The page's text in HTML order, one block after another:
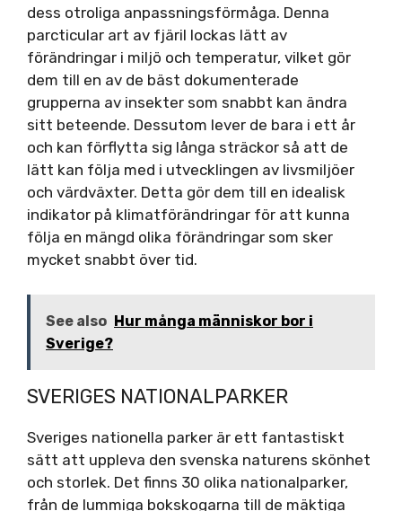
dess otroliga anpassningsförmåga. Denna
parcticular art av fjäril lockas lätt av
förändringar i miljö och temperatur, vilket gör
dem till en av de bäst dokumenterade
grupperna av insekter som snabbt kan ändra
sitt beteende. Dessutom lever de bara i ett år
och kan förflytta sig långa sträckor så att de
lätt kan följa med i utvecklingen av livsmiljöer
och värdväxter. Detta gör dem till en idealisk
indikator på klimatförändringar för att kunna
följa en mängd olika förändringar som sker
mycket snabbt över tid.
See also Hur många människor bor i
Sverige?
SVERIGES NATIONALPARKER
Sveriges nationella parker är ett fantastiskt
sätt att uppleva den svenska naturens skönhet
och storlek. Det finns 30 olika nationalparker,
från de lummiga bokskogarna till de mäktiga